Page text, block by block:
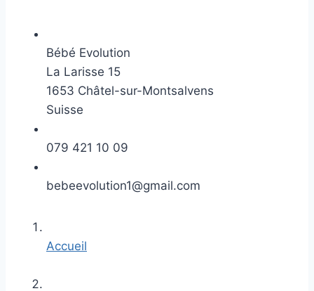
Bébé Evolution
La Larisse 15
1653 Châtel-sur-Montsalvens
Suisse
079 421 10 09
bebeevolution1@gmail.com
Accueil